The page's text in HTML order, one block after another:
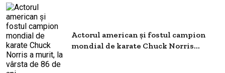
Actorul american și fostul campion
mondial de karate Chuck Norris...